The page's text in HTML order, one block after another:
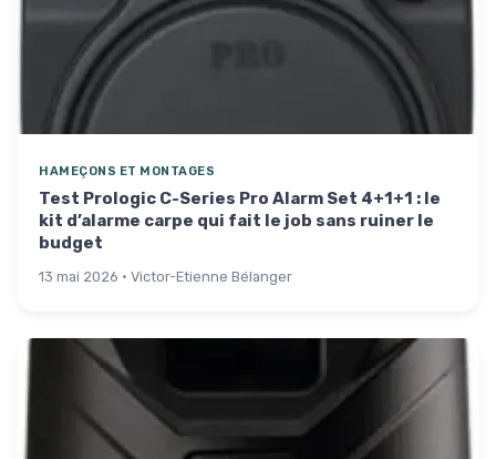
HAMEÇONS ET MONTAGES
Test Prologic C-Series Pro Alarm Set 4+1+1 : le
kit d’alarme carpe qui fait le job sans ruiner le
budget
13 mai 2026 · Victor-Etienne Bélanger